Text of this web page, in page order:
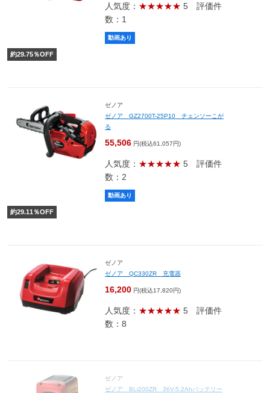
人気度： ★★★★★ 5 評価件
数：1
動画あり
約29.75％OFF
ゼノア
ゼノア GZ2700T-25P10 チェンソーこが
る
55,506 円(税込61,057円)
人気度： ★★★★★ 5 評価件
数：2
動画あり
約29.11 ％OFF
ゼノア
ゼノア QC330ZR 充電器
16,200 円(税込17,820円)
人気度： ★★★★★ 5 評価件
数：8
ゼノア
ゼノア BLi200ZR 36V-5.2Ahバッテリー